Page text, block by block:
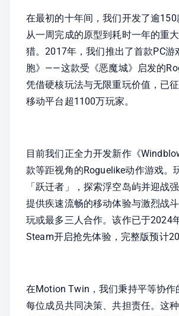
在最初的十年间，我们开发了逾150
从一周完成的原型到耗时一年的重
猎。2017年，我们推出了首款PC游
胞》——这款受《恶魔城》启发的
凭借硬核玩法与无限重玩价值，已
移动平台超1100万玩家。
目前我们正全力开发新作《
款等距视角的Roguelike动作游戏。
「跃迁者」，探索浮空岛屿并迎战
提供疾速流畅的移动体验与激烈战
玩或最多三人合作。该作已于2024
Steam开启抢先体验，完整版预计
在Motion Twin，我们秉持平等协作
每位成员共同决策、共担责任。这